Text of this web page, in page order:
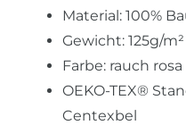
Material: 100%
Gewicht: 125g/m²
Farbe: rauch rosa
OEKO-TEX®
Centexbel